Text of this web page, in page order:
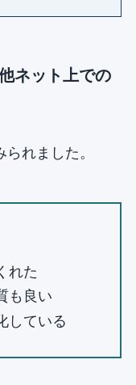
ネット上での
れました。
れた
も良い
している